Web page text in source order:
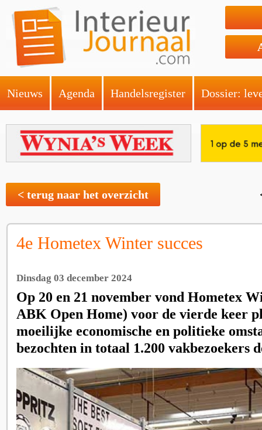
Nieuws Agenda Handelsregister Dossier:
< terug naar het overzicht
4e Hometex Winter succes
Dinsdag 03 december 2024
Op 20 en 21 november vond Hometex
ABK Open Home) voor de vierde keer
moeilijke economische en politieke
bezochten in totaal 1.200 vakbezoekers